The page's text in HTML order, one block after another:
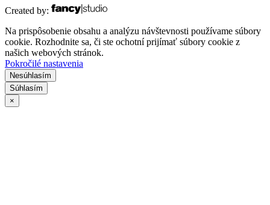
Created by:
Na prispôsobenie obsahu a analýzu návštevnosti používame súbory
cookie. Rozhodnite sa, či ste ochotní prijímať súbory cookie z
našich webových stránok.
Pokročilé nastavenia
Nesúhlasím
Súhlasím
×